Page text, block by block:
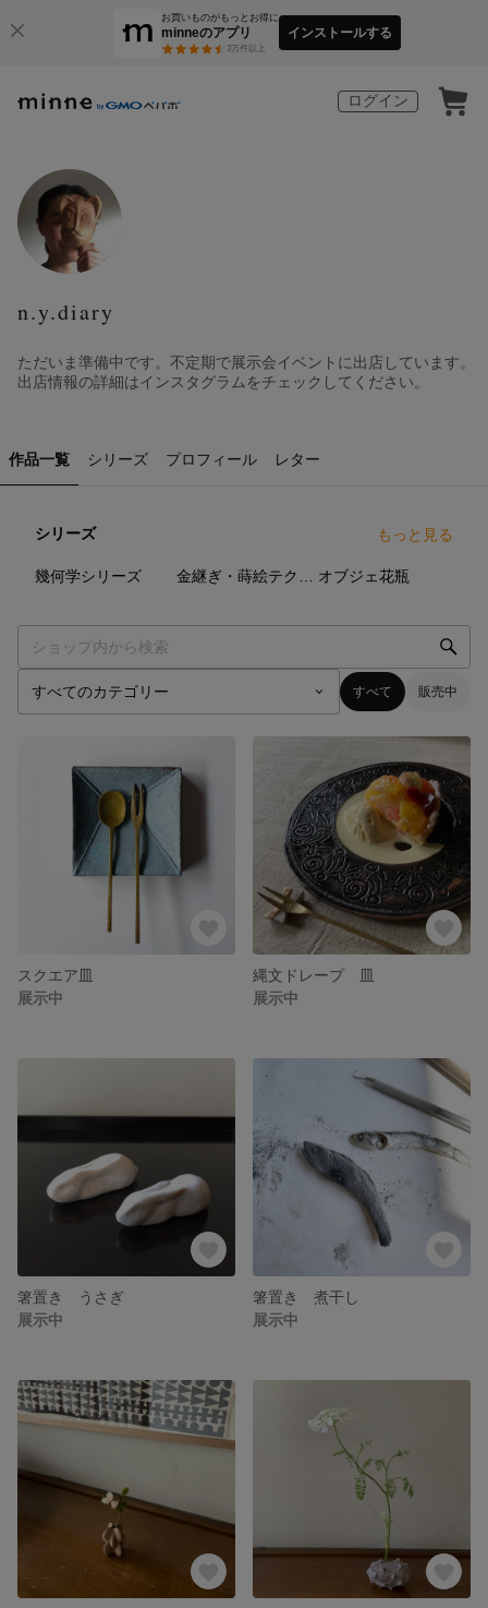
お買いものがもっとお得に
minneのアプリ
3万件以上
インストールする
ログイン
n.y.diary
ただいま準備中です。不定期で展示会イベントに出店しています。
出店情報の詳細はインスタグラムをチェックしてください。
作品一覧 シリーズ プロフィール レター
シリーズ もっと見る
幾何学シリーズ オブジェ花瓶
すべて 販売中
スクエア皿
展示中
縄文ドレープ 皿
展示中
箸置き うさぎ
展示中
箸置き 煮干し
展示中